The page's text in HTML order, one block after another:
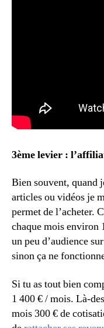
3ème levier :
Bien souvent, quand
articles ou vidéos je
permet de l’acheter.
chaque mois environ
un peu d’audience
sinon ça ne
Si tu as tout bien
1 400 € / mois. Là-
mois 300 € de